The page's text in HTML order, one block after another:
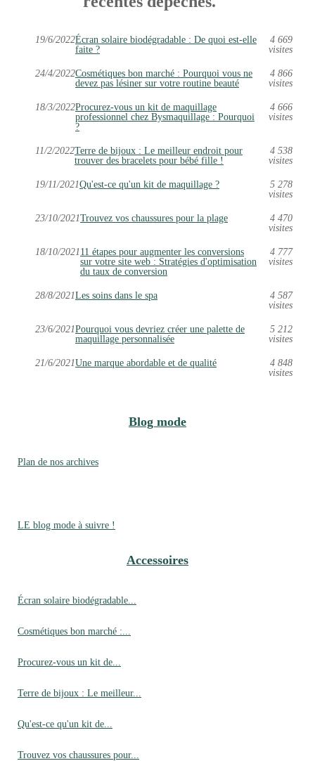
19/6/2022Écran solaire biodégradable : De quoi est-elle
faite ?
4 669
visites
24/4/2022Cosmétiques bon marché : Pourquoi vous ne
devez pas lésiner sur votre routine beauté
4 866
visites
18/3/2022Procurez-vous un kit de maquillage
professionnel chez Bysmaquillage : Pourquoi
?
4 666
visites
11/2/2022Terre de bijoux : Le meilleur endroit pour
trouver des bracelets pour bébé fille !
4 538
visites
19/11/2021Qu'est-ce qu'un kit de maquillage ?
5 278
visites
23/10/2021Trouvez vos chaussures pour la plage
4 470
visites
18/10/202111 étapes pour augmenter les conversions
sur votre site web : Stratégies d'optimisation
du taux de conversion
4 777
visites
28/8/2021Les soins dans le spa
4 587
visites
23/6/2021Pourquoi vous devriez créer une palette de
maquillage personnalisée
5 212
visites
21/6/2021Une marque abordable et de qualité
4 848
visites
Blog mode
Plan de nos archives
LE blog mode à suivre !
Accessoires
Écran solaire biodégradable...
Cosmétiques bon marché :...
Procurez-vous un kit de...
Terre de bijoux : Le meilleur...
Qu'est-ce qu'un kit de...
Trouvez vos chaussures pour...